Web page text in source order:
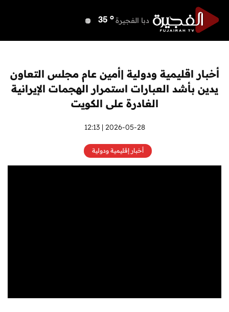
دبا الفجيرة 35 o
أم القيوين 40 o
راس الخيمة 41 o
الفجيرة 33 o
أخبار اقليمية ودولية |أمين عام مجلس التعاون
يدين بأشد العبارات استمرار الهجمات الإيرانية
الغادرة على الكويت
2026-05-28 | 12:13
أخبار إقليمية ودولية